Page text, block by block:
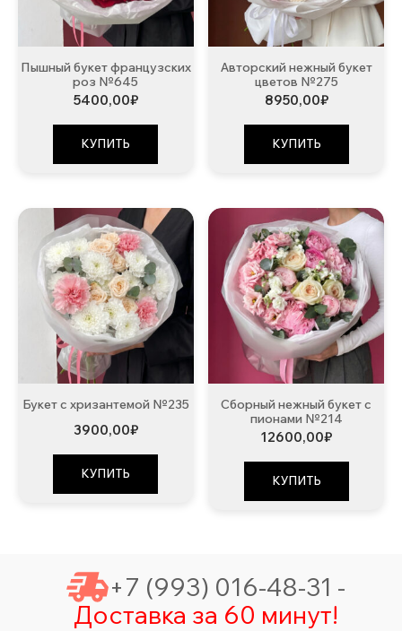
Пышный букет французских
роз №645
5400,00₽
КУПИТЬ
Авторский нежный букет
цветов №275
8950,00₽
КУПИТЬ
Букет с хризантемой №235
3900,00₽
КУПИТЬ
Сборный нежный букет с
пионами №214
12600,00₽
КУПИТЬ
+7 (993) 016-48-31 -
Доставка за 60 минут!